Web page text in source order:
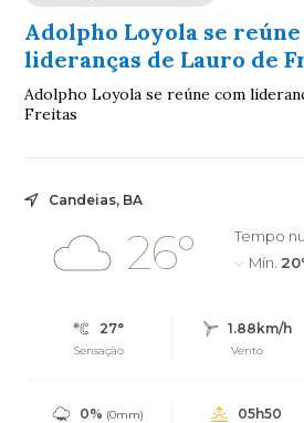
Adolpho Loyola se reúne
lideranças de Lauro de
Adolpho Loyola se reúne com
Freitas
Candeias, BA
26°
Tempo
Mín.
27°
Sensação
1.88km/h
Vento
0% (0mm)
05h50